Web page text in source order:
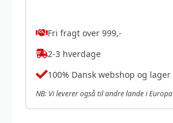
Fri fragt over 999,-
2-3 hverdage
100% Dansk webshop og lager
NB: Vi leverer også til andre lande i Europa